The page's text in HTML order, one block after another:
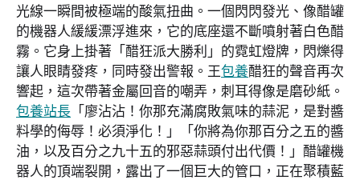
光線一瞬間被極端的酸氣扭曲。一個閃閃發光、像醋罐
的機器人緩緩漂浮進來，它的底座還不斷噴射著白色醋
霧。它身上掛著「醋狂派大勝利」的霓虹燈牌，閃爍得
讓人眼睛發疼，同時發出警報。王包養醋狂的聲音再次
響起，這次帶著金屬回音的嘲弄，刺耳得像是磨砂紙。
包養站長 「廖沾沾！你那充滿腐敗氣味的蒜泥，是對醬
料學的侮辱！必須淨化！」「你將為你那百分之五的醬
油，以及百分之九十五的邪惡蒜頭付出代價！」醋罐機
器人的頂端裂開，露出了一個巨大的管口，正在聚積藍